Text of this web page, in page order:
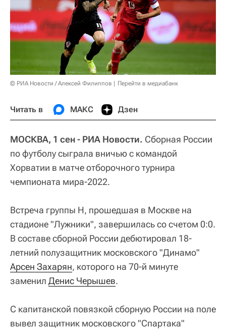
© РИА Новости / Алексей Филиппов Перейти в медиабанк
Читать в МАКС Дзен
МОСКВА, 1 сен - РИА Новости. Сборная России
по футболу сыграла вничью с командой
Хорватии в матче отборочного турнира
чемпионата мира-2022.
Встреча группы H, прошедшая в Москве на
стадионе "Лужники", завершилась со счетом 0:0.
В составе сборной России дебютировал 18-
летний полузащитник московского "Динамо"
Арсен Захарян, которого на 70-й минуте
заменил Денис Черышев.
С капитанской повязкой сборную России на поле
вывел защитник московского "Спартака"